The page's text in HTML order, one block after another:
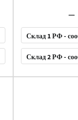
Склад 1 РФ -
Склад 2 РФ -